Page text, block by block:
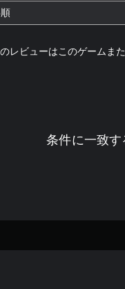
レビューはこのゲームま
条件に一致す